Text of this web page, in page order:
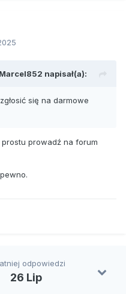
Marcel852 napisał(a):
się na darmowe
prostu prowadź na forum
odpowiedzi
26 Lip